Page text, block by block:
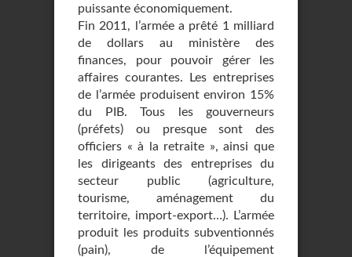
puissante économiquement.
Fin 2011, l’armée a prêté 1 milliard
de dollars au ministère des
finances, pour pouvoir gérer les
affaires courantes. Les entreprises
de l’armée produisent environ 15%
du PIB. Tous les gouverneurs
(préfets) ou presque sont des
officiers « à la retraite », ainsi que
les dirigeants des entreprises du
secteur public (agriculture,
tourisme, aménagement du
territoire, import-export…). L’armée
produit les produits subventionnés
(pain), de l’équipement